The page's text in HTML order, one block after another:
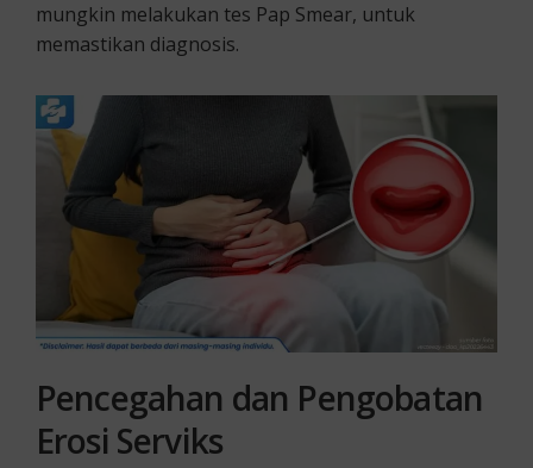
mungkin melakukan tes Pap Smear, untuk
memastikan diagnosis.
Pencegahan dan Pengobatan
Erosi Serviks